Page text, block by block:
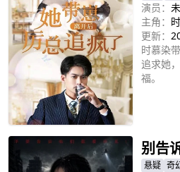
演员：
主角：
更新：
时慕染
追求她
福。
别告
悬疑 奇